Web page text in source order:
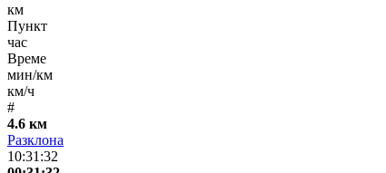
км
Пункт
час
Време
мин/км
км/ч
#
4.6 км
Разклона
10:31:32